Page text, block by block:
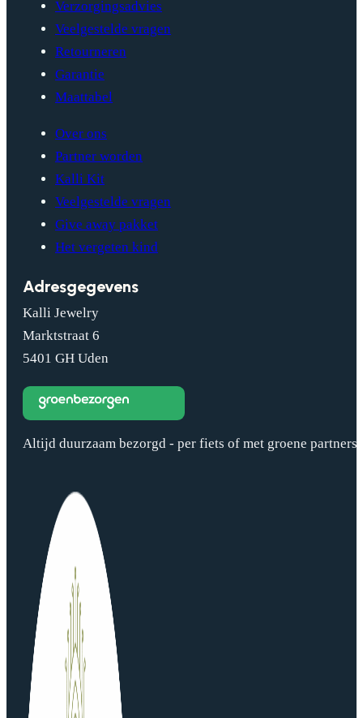
Verzorgingsadvies
Veelgestelde vragen
Retourneren
Garantie
Maattabel
Over ons
Partner worden
Kalli Kit
Veelgestelde vragen
Give away pakket
Het vergeten kind
Adresgegevens
Kalli Jewelry
Marktstraat 6
5401 GH Uden
Altijd duurzaam bezorgd - per fiets of met groene partners